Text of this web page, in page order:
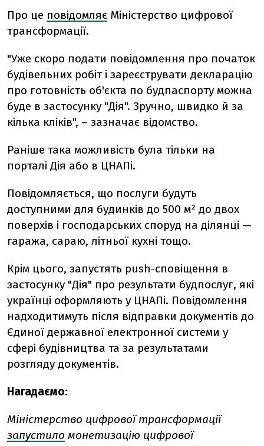
Про це повідомляє Міністерство цифрової
трансформації.
"Уже скоро подати повідомлення про початок
будівельних робіт і зареєструвати декларацію
про готовність об'єкта по будпаспорту можна
буде в застосунку "Дія". Зручно, швидко й за
кілька кліків", – зазначає відомство.
Раніше така можливість була тільки на
порталі Дія або в ЦНАПі.
Повідомляється, що послуги будуть
доступними для будинків до 500 м² до двох
поверхів і господарських споруд на ділянці —
гаража, сараю, літньої кухні тощо.
Крім цього, запустять push-сповіщення в
застосунку "Дія" про результати будпослуг, які
українці оформляють у ЦНАПі. Повідомлення
надходитимуть після відправки документів до
Єдиної державної електронної системи у
сфері будівництва та за результатами
розгляду документів.
Нагадаємо:
Міністерство цифрової трансформації
запустило монетизацію цифрової